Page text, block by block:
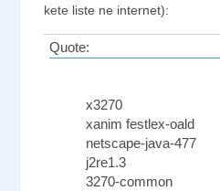
kete liste ne internet):
Quote:
x3270
xanim festlex-oald
netscape-java-477
j2re1.3
3270-common